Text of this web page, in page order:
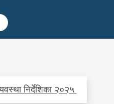
निर्देशिका २०२५